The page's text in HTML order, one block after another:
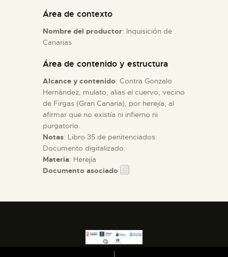
Área de contexto
Nombre del productor: Inquisición de
Canarias
Área de contenido y estructura
Alcance y contenido: Contra Gonzalo
Hernández, mulato, alias el cuervo, vecino
de Firgas (Gran Canaria), por herejía, al
afirmar que no existía ni infierno ni
purgatorio.
Notas: Libro 35 de penitenciados.
Documento digitalizado.
Materia: Herejía
Documento asociado